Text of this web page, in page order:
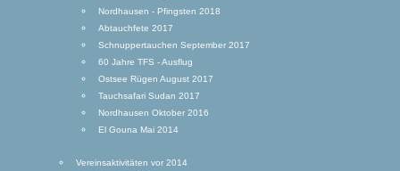
Nordhausen - Pfingsten 2018
Abtauchfete 2017
Schnuppertauchen September 2017
60 Jahre TFS - Ausflug
Ostsee Rügen August 2017
Tauchsafari Sudan 2017
Nordhausen Oktober 2016
El Gouna Mai 2014
Vereinsaktivitäten vor 2014